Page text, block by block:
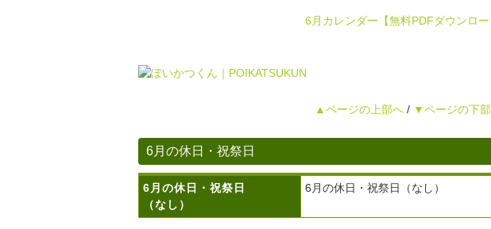
6月カレンダー【無料PDFダウンロ
▲ページの上部へ / ▼ページの下
6月の休日・祝祭日
6月の休日・祝祭日
（なし）
6月の休日・祝祭日（なし）